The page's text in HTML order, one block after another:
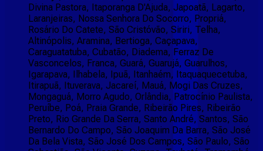
Divina Pastora, Itaporanga D'Ajuda, Japoatã, Lagarto,
Laranjeiras, Nossa Senhora Do Socorro, Propriá,
Rosário Do Catete, São Cristóvão, Siriri, Telha,
Altinópolis, Aramina, Bertioga, Caçapava,
Caraguatatuba, Cubatão, Diadema, Ferraz De
Vasconcelos, Franca, Guará, Guarujá, Guarulhos,
Igarapava, Ilhabela, Ipuã, Itanhaém, Itaquaquecetuba,
Itirapuã, Ituverava, Jacareí, Mauá, Mogi Das Cruzes,
Mongaguá, Morro Agudo, Orlândia, Patrocínio Paulista,
Peruíbe, Poá, Praia Grande, Ribeirão Pires, Ribeirão
Preto, Rio Grande Da Serra, Santo André, Santos, São
Bernardo Do Campo, São Joaquim Da Barra, São José
Da Bela Vista, São José Dos Campos, São Paulo, São